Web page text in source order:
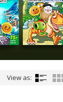
View as: